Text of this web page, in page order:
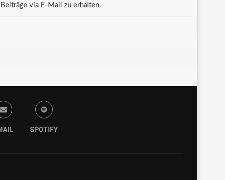
via E-Mail zu erhalten.
SPOTIFY